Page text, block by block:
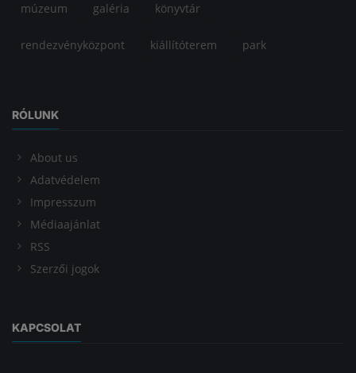
múzeum galéria könyvtár
rendezvényközpont kiállítóterem park
RÓLUNK
About us
Adatvédelem
Impresszum
Médiaajánlat
RSS
Szerzői jogok
KAPCSOLAT